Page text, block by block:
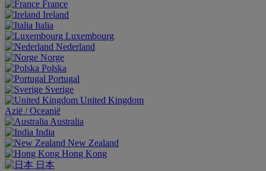
France
Ireland
Italia
Luxembourg
Nederland
Norge
Polska
Portugal
Sverige
United Kingdom
Aziё / Oceaniё
Australia
India
New Zealand
Hong Kong
日本